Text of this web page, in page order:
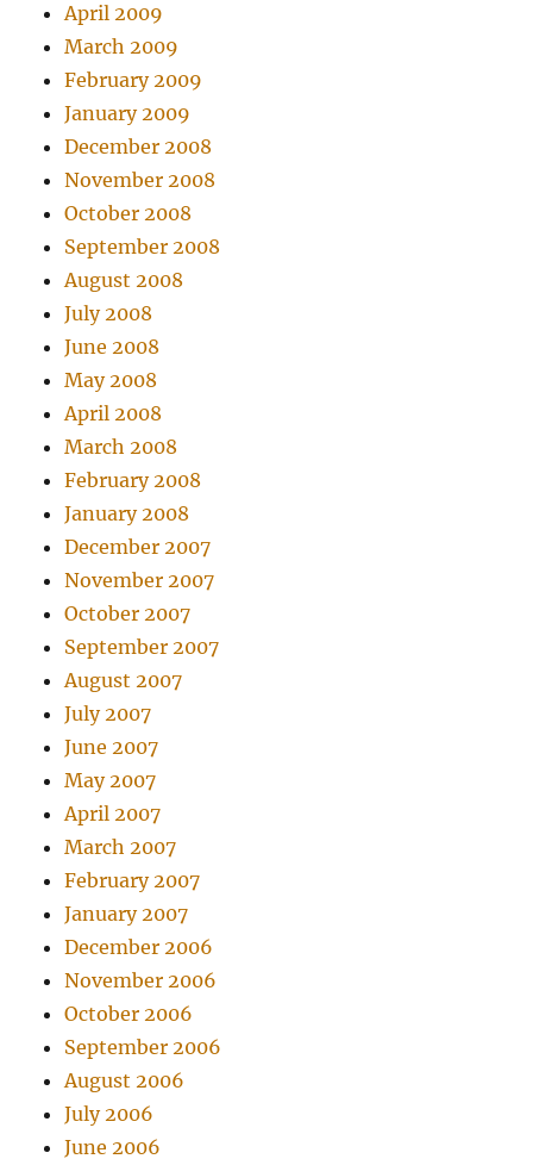
April 2009
March 2009
February 2009
January 2009
December 2008
November 2008
October 2008
September 2008
August 2008
July 2008
June 2008
May 2008
April 2008
March 2008
February 2008
January 2008
December 2007
November 2007
October 2007
September 2007
August 2007
July 2007
June 2007
May 2007
April 2007
March 2007
February 2007
January 2007
December 2006
November 2006
October 2006
September 2006
August 2006
July 2006
June 2006